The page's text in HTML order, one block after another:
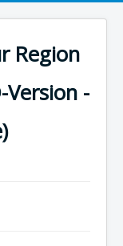
Region
Version -